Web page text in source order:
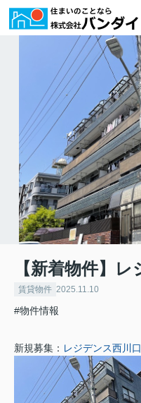
【新着物件】
賃貸物件 2025.11.10
#物件情報
新規募集： レジデンス西川口